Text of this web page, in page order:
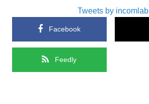
Tweets by incomlab
Facebook
Feedly